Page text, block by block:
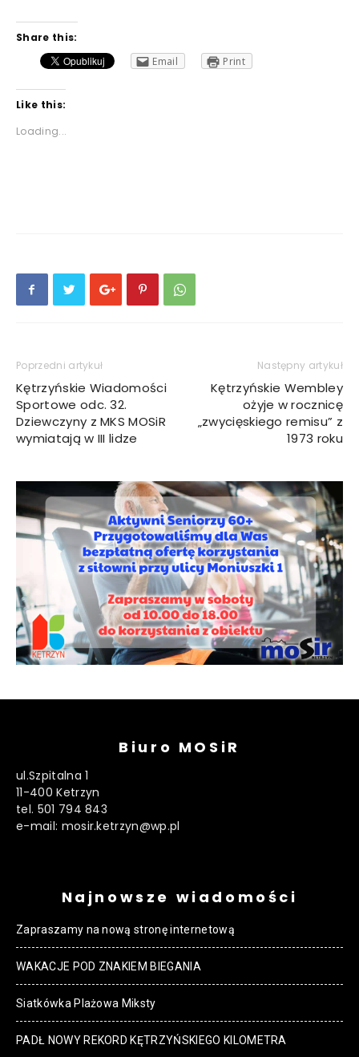
Share this:
Email
Print
Like this:
Loading...
Poprzedni artykuł
Kętrzyńskie Wiadomości
Sportowe odc. 32.
Dziewczyny z MKS MOSiR
wymiatają w III lidze
Następny artykuł
Kętrzyńskie Wembley
ożyje w rocznicę
„zwycięskiego remisu” z
1973 roku
Biuro MOSiR
ul.Szpitalna 1
11-400 Ketrzyn
tel. 501 794 843
e-mail: mosir.ketrzyn@wp.pl
Najnowsze wiadomości
Zapraszamy na nową stronę internetową
WAKACJE POD ZNAKIEM BIEGANIA
Siatkówka Plażowa Miksty
PADŁ NOWY REKORD KĘTRZYŃSKIEGO KILOMETRA